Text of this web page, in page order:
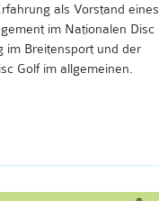
als Vorstand eines
im Nationalen Disc
im Breitensport und der
Golf im allgemeinen.